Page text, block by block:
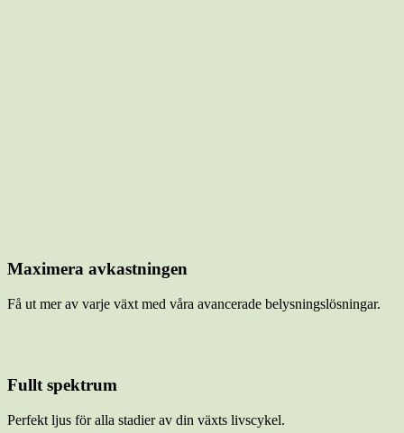
Maximera avkastningen
Få ut mer av varje växt med våra avancerade belysningslösningar.
Fullt spektrum
Perfekt ljus för alla stadier av din växts livscykel.